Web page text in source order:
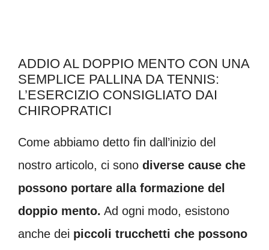
ADDIO AL DOPPIO MENTO CON UNA
SEMPLICE PALLINA DA TENNIS:
L’ESERCIZIO CONSIGLIATO DAI
CHIROPRATICI
Come abbiamo detto fin dall’inizio del
nostro articolo, ci sono diverse cause che
possono portare alla formazione del
doppio mento. Ad ogni modo, esistono
anche dei piccoli trucchetti che possono